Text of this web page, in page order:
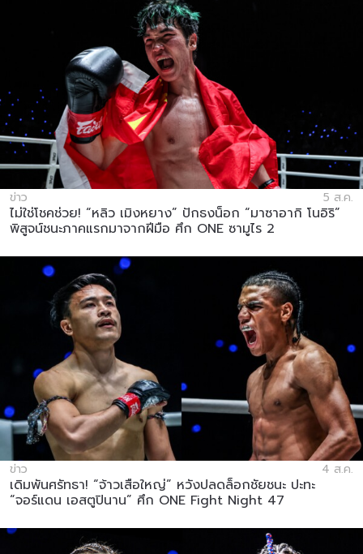
ข่าว 5 ส.ค.
ไม่ใช่โชคช่วย! “หลิว เมิงหยาง” ปักธงน็อก “มาซาอากิ โนอิริ”
พิสูจน์ชนะภาคแรกมาจากฝีมือ ศึก ONE ซามูไร 2
ข่าว 4 ส.ค.
เดิมพันศรัทธา! “จ้าวเสือใหญ่” หวังปลดล็อกชัยชนะ ปะทะ
“จอร์แดน เอสตูปินาน” ศึก ONE Fight Night 47